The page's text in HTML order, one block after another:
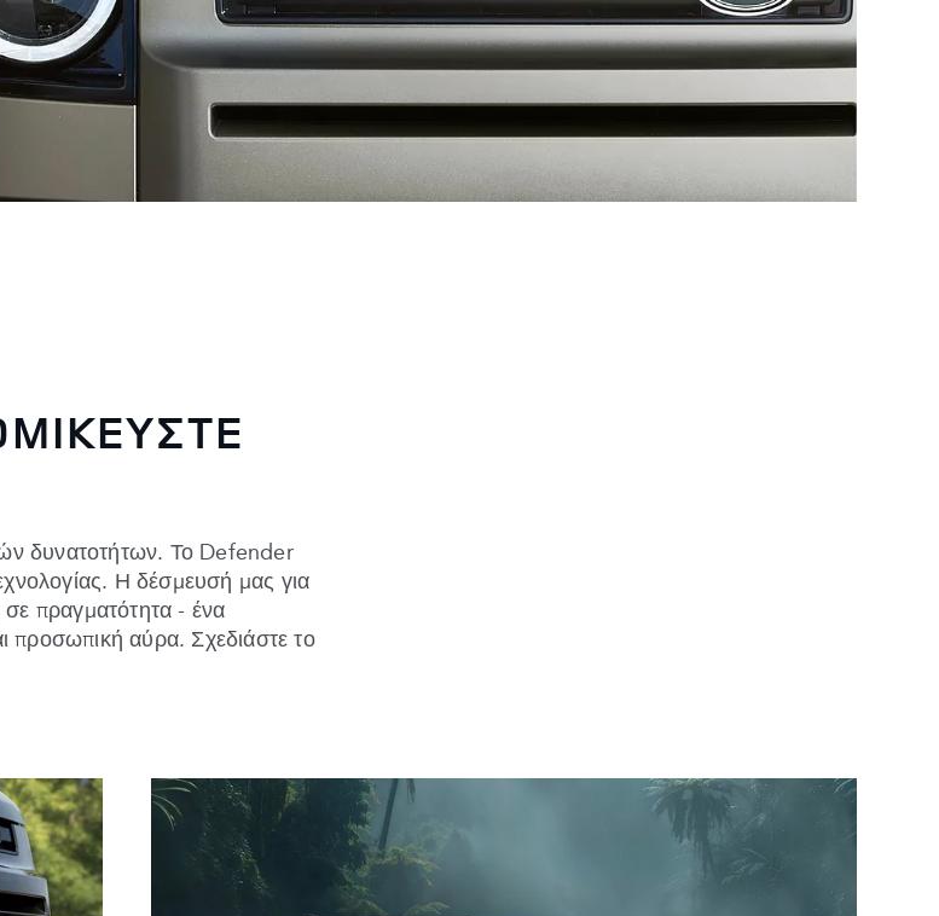
δυνατοτήτων. Το Defender
Η δέσμευσή μας για
σε πραγματότητα - ένα
προσωπική αύρα. Σχεδιάστε το